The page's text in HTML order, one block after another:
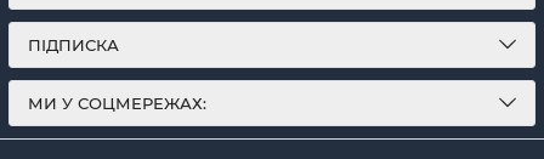
ПІДПИСКА
МИ У СОЦМЕРЕЖАХ: